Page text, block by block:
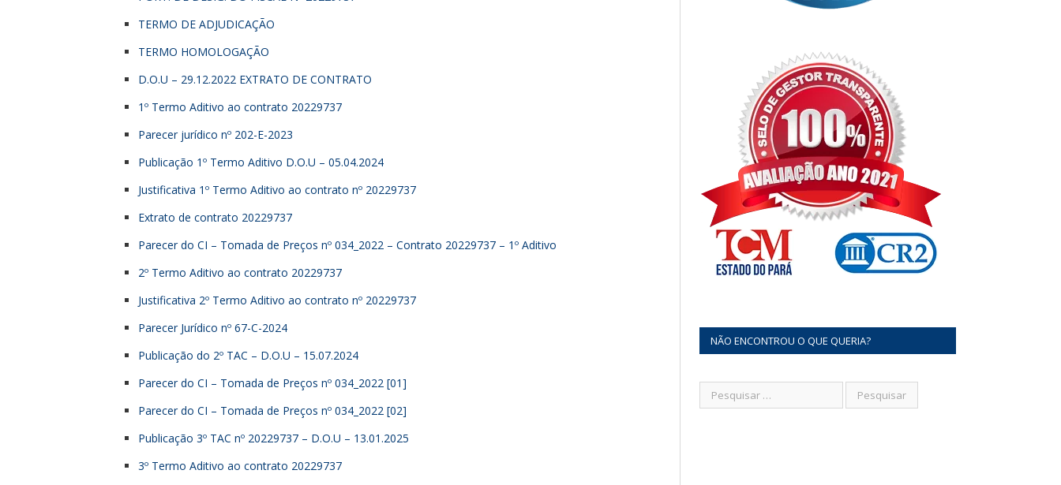
TERMO DE ADJUDICAÇÃO
TERMO HOMOLOGAÇÃO
D.O.U – 29.12.2022 EXTRATO DE CONTRATO
1º Termo Aditivo ao contrato 20229737
Parecer jurídico nº 202-E-2023
Publicação 1º Termo Aditivo D.O.U – 05.04.2024
Justificativa 1º Termo Aditivo ao contrato nº 20229737
Extrato de contrato 20229737
Parecer do CI – Tomada de Preços nº 034_2022 – Contrato 20229737 – 1º Aditivo
2º Termo Aditivo ao contrato 20229737
Justificativa 2º Termo Aditivo ao contrato nº 20229737
Parecer Jurídico nº 67-C-2024
Publicação do 2º TAC – D.O.U – 15.07.2024
Parecer do CI – Tomada de Preços nº 034_2022 [01]
Parecer do CI – Tomada de Preços nº 034_2022 [02]
Publicação 3º TAC nº 20229737 – D.O.U – 13.01.2025
3º Termo Aditivo ao contrato 20229737
NÃO ENCONTROU O QUE QUERIA?